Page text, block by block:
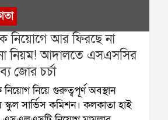
নিয়োগে আর ফিরছে না
নিয়ম! আদালতে এসএসসির
জোর চর্চা
নিয়োগ নিয়ে গুরুত্বপূর্ণ অবস্থান
স্কুল সার্ভিস কমিশন। কলকাতা হাই